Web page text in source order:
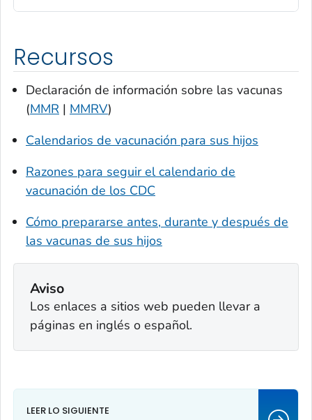
Recursos
Declaración de información sobre las vacunas
(MMR | MMRV)
Calendarios de vacunación para sus hijos
Razones para seguir el calendario de
vacunación de los CDC
Cómo prepararse antes, durante y después de
las vacunas de sus hijos
Aviso
Los enlaces a sitios web pueden llevar a
páginas en inglés o español.